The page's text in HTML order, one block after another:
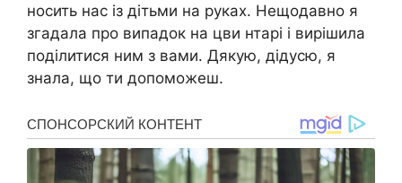
носить нас із дітьми на руках. Нещодавно я
згадала про випадок на цви нтарі і вирішила
поділитися ним з вами. Дякую, дідусю, я
знала, що ти допоможеш.